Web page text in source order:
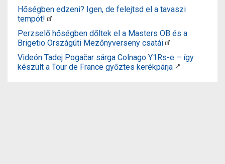
Hőségben edzeni? Igen, de felejtsd el a tavaszi
tempót!
Perzselő hőségben dőltek el a Masters OB és a
Brigetio Országúti Mezőnyverseny csatái
Videón Tadej Pogačar sárga Colnago Y1Rs-e – így
készült a Tour de France győztes kerékpárja